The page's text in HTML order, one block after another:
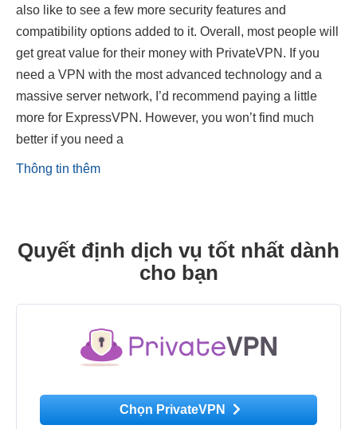
also like to see a few more security features and
compatibility options added to it. Overall, most people will
get great value for their money with PrivateVPN. If you
need a VPN with the most advanced technology and a
massive server network, I’d recommend paying a little
more for ExpressVPN. However, you won’t find much
better if you need a
Thông tin thêm
Quyết định dịch vụ tốt nhất dành
cho bạn
Chọn PrivateVPN